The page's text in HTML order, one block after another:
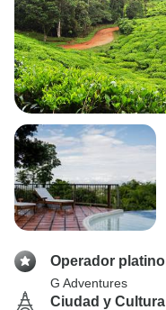
Operador platino
G Adventures
Ciudad y Cultura